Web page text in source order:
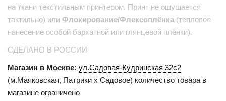
на ткани текстильным принтером. Принт не ощущается
тактильно) или Флокирование/Флексоплёнка (тепловое
нанесение особой бархатной или глянцевой плёнки).
СДЕЛАНО В РОССИИ
Магазин в Москве: ул.Садовая-Кудринская 32с2
(м.Маяковская, Патрики x Садовое) количество товара в
магазине ограничено